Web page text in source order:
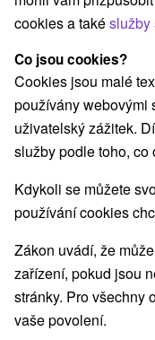
Navigovat do místa
O ZAŘÍZENÍ
cookies a takéslužby
Co jsou cookies?
Cookies jsou malé
používány webovými
uživatelský zážitek.
služby podle toho, co
Kdykoli se můžete
používání cookies
Zákon uvádí, že
zařízení, pokud jsou
stránky. Pro všechny
vaše povolení.